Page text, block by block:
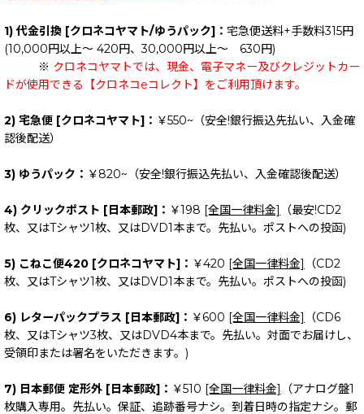
1) 代金引換 [クロネコヤマト/ゆうパック]： 宅急便送料+手数料315円
(10,000円以上～ 420円、30,000円以上～ 630円)
※ クロネコヤマトでは、現金、電子マネー及びクレジットカー
ドが使用できる【クロネコeコレクト】をご利用頂けます。
2) 宅急便 [クロネコヤマト]： ￥550~（安全!銀行振込先払い、入金確
認後配送）
3) ゆうパック： ￥820~（安全!銀行振込先払い、入金確認後配送）
4) クリックポスト [日本郵政]： ￥198 [全国一律料金]
（最安!CD2
枚、又はTシャツ1枚、又はDVD1本まで。先払い。ポストへの投函)
5) こねこ便420 [クロネコヤマト]： ￥420 [全国一律料金]
（CD2
枚、又はTシャツ1枚、又はDVD1本まで。先払い。ポストへの投函)
6) レターパックプラス [日本郵政]： ￥600 [全国一律料金]
（CD6
枚、又はTシャツ3枚、又はDVD4本まで。先払い。対面でお届けし、
受領印または署名をいただきます。)
7) 日本郵便 定形外 [日本郵政]： ￥510 [全国一律料金]
（アナログ盤1
枚購入専用。先払い。保証、追跡番号ナシ。到着日時の指定ナシ。郵